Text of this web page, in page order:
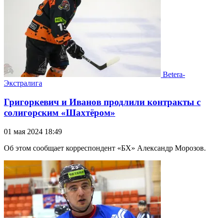
Betera-
Экстралига
Григоркевич и Иванов продлили контракты с
солигорским «Шахтёром»
01 мая 2024 18:49
Об этом сообщает корреспондент «БХ» Александр Морозов.